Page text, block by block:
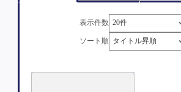
表示件数
ソート順